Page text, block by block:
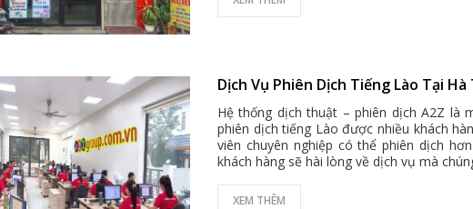
Dịch Vụ Phiên Dịch Tiếng Lào Tại Hà
Hệ thống dịch thuật – phiên dịch A2Z là
phiên dịch tiếng Lào được nhiều khách
viên chuyên nghiệp có thể phiên dịch
khách hàng sẽ hài lòng về dịch vụ mà
XEM THÊM